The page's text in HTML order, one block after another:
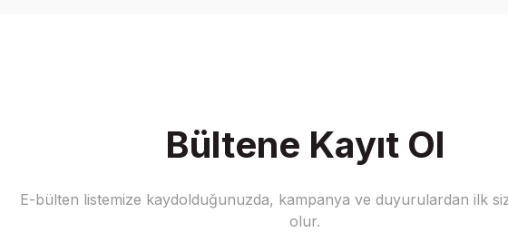
Gönder
Bültene Kayıt Ol
E-bülten listemize kaydolduğunuzda, kampanya ve duyurulardan ilk
olur.